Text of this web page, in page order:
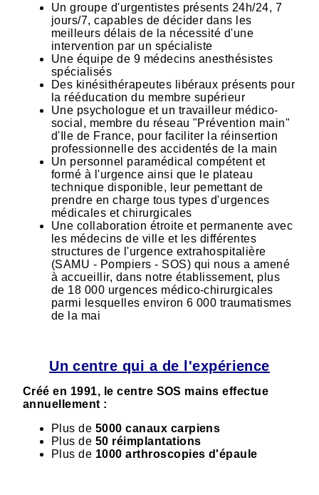
Un groupe d'urgentistes présents 24h/24, 7
jours/7, capables de décider dans les
meilleurs délais de la nécessité d'une
intervention par un spécialiste
Une équipe de 9 médecins anesthésistes
spécialisés
Des kinésithérapeutes libéraux présents pour
la rééducation du membre supérieur
Une psychologue et un travailleur médico-
social, membre du réseau "Prévention main"
d'Ile de France, pour faciliter la réinsertion
professionnelle des accidentés de la main
Un personnel paramédical compétent et
formé à l'urgence ainsi que le plateau
technique disponible, leur pemettant de
prendre en charge tous types d'urgences
médicales et chirurgicales
Une collaboration étroite et permanente avec
les médecins de ville et les différentes
structures de l'urgence extrahospitalière
(SAMU - Pompiers - SOS) qui nous a amené
à accueillir, dans notre établissement, plus
de 18 000 urgences médico-chirurgicales
parmi lesquelles environ 6 000 traumatismes
de la mai
Un centre qui a de l'expérience
Créé en 1991, le centre SOS mains effectue
annuellement :
Plus de 5000 canaux carpiens
Plus de 50 réimplantations
Plus de 1000 arthroscopies d'épaule